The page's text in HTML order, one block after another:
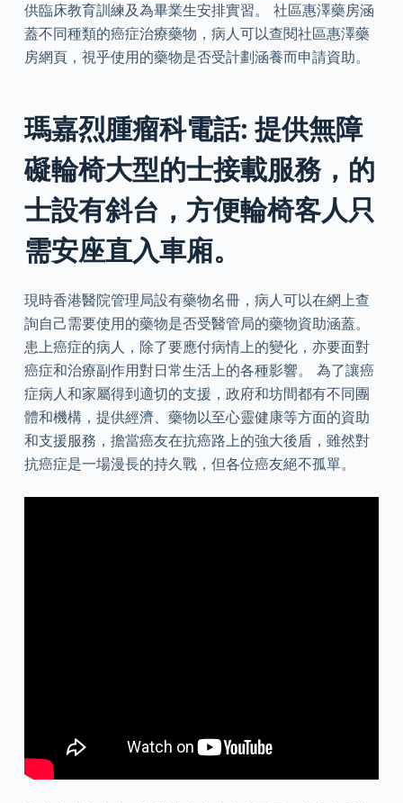
供臨床教育訓練及為畢業生安排實習。 社區惠澤藥房涵
蓋不同種類的癌症治療藥物，病人可以查閱社區惠澤藥
房網頁，視乎使用的藥物是否受計劃涵養而申請資助。
瑪嘉烈腫瘤科電話: 提供無障
礙輪椅大型的士接載服務，的
士設有斜台，方便輪椅客人只
需安座直入車廂。
現時香港醫院管理局設有藥物名冊，病人可以在網上查
詢自己需要使用的藥物是否受醫管局的藥物資助涵蓋。
患上癌症的病人，除了要應付病情上的變化，亦要面對
癌症和治療副作用對日常生活上的各種影響。 為了讓癌
症病人和家屬得到適切的支援，政府和坊間都有不同團
體和機構，提供經濟、藥物以至心靈健康等方面的資助
和支援服務，擔當癌友在抗癌路上的強大後盾，雖然對
抗癌症是一場漫長的持久戰，但各位癌友絕不孤單。